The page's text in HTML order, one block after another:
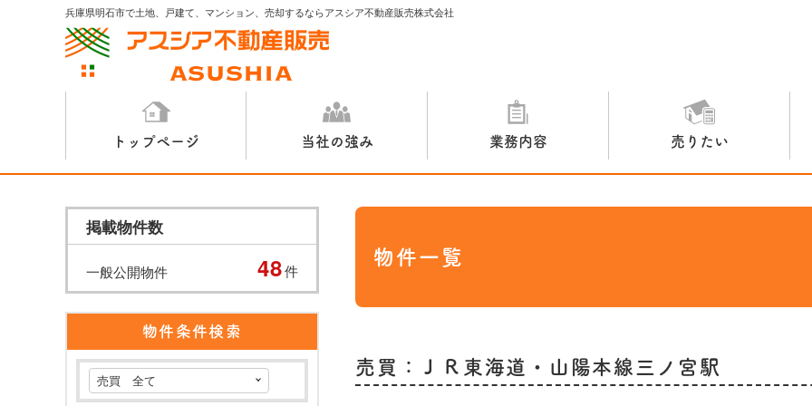
兵庫県明石市で土地、戸建て、マンション、売却するならアスシア不動産販売株式会社
トップページ 当社の強み 業務内容 売りたい
物件一覧
売買：ＪＲ東海道・山陽本線三ノ宮駅
掲載物件数
一般公開物件 48件
物件条件検索